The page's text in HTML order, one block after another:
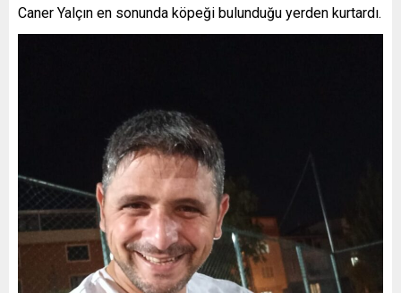
Caner Yalçın en sonunda köpeği bulunduğu yerden kurtardı.